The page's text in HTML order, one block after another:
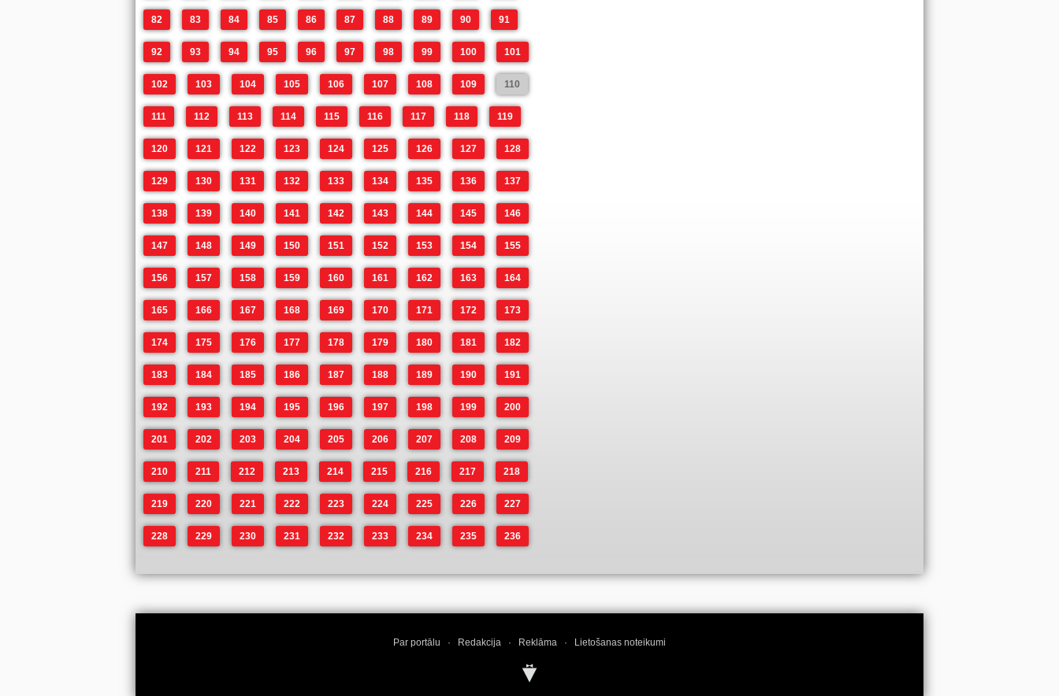
82 83 84 85 86 87 88 89 90 91
92 93 94 95 96 97 98 99 100 101
102 103 104 105 106 107 108 109 110
111 112 113 114 115 116 117 118 119
120 121 122 123 124 125 126 127 128
129 130 131 132 133 134 135 136 137
138 139 140 141 142 143 144 145 146
147 148 149 150 151 152 153 154 155
156 157 158 159 160 161 162 163 164
165 166 167 168 169 170 171 172 173
174 175 176 177 178 179 180 181 182
183 184 185 186 187 188 189 190 191
192 193 194 195 196 197 198 199 200
201 202 203 204 205 206 207 208 209
210 211 212 213 214 215 216 217 218
219 220 221 222 223 224 225 226 227
228 229 230 231 232 233 234 235 236
Par portālu · Redakcija · Reklāma · Lietošanas noteikumi